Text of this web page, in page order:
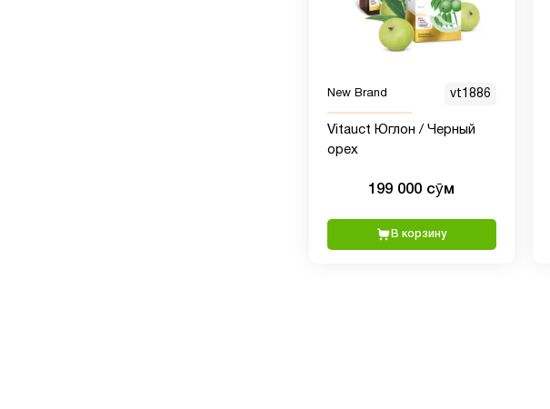
New Brand vt1886
Vitauct Юглон / Черный
орех
199 000 сӯм
В корзину